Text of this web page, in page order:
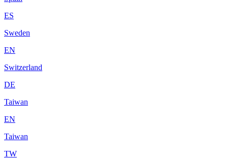
ES
Sweden
EN
Switzerland
DE
Taiwan
EN
Taiwan
TW